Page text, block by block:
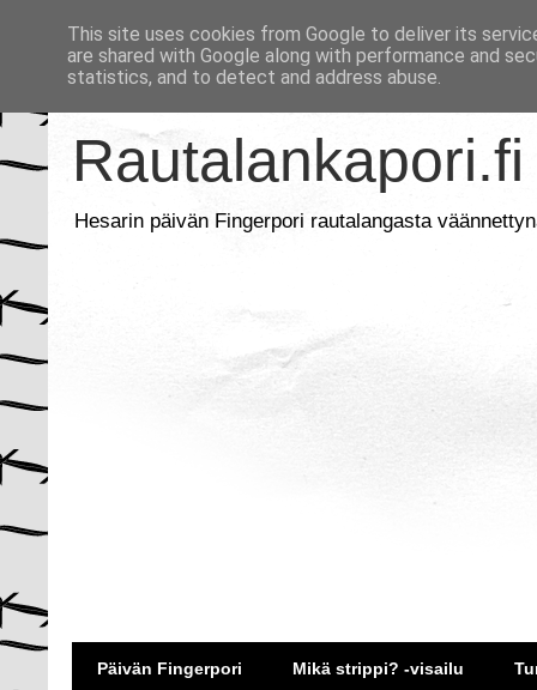
Rautalankapori.fi
Hesarin päivän Fingerpori rautalangasta
Päivän Fingerpori Mikä strippi? -visailu
This site uses cookies from Google to deliver its
are shared with Google along with performance and
statistics, and to detect and address abuse.